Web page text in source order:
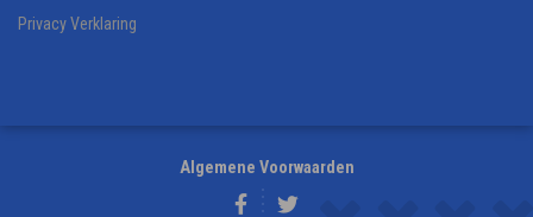
Privacy Verklaring
Algemene Voorwaarden